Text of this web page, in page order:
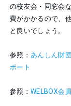
の校友会・同窓会
費がかかるので、
と良いでしょう。
参照： あんしん財
ポート
参照：WELBOX会